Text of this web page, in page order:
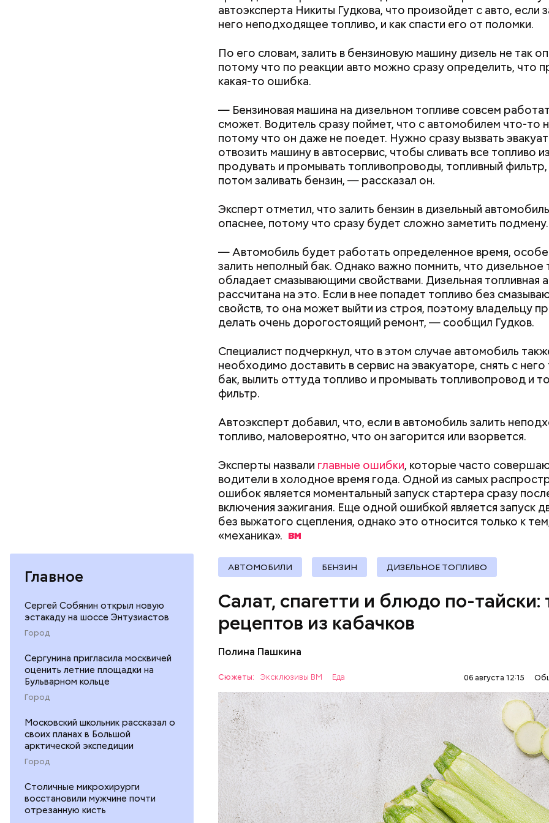
Главное
Сергей Собянин открыл новую
эстакаду на шоссе Энтузиастов
Город
Сергунина пригласила москвичей
оценить летние площадки на
Бульварном кольце
Город
Московский школьник рассказал о
своих планах в Большой
арктической экспедиции
Город
Столичные микрохирурги
восстановили мужчине почти
отрезанную кисть
автоэксперта Никиты Гудкова, что произойдет с авто, если
него неподходящее топливо, и как спасти его от поломки.
По его словам, залить в бензиновую машину дизель не так
потому что по реакции авто можно сразу определить, что
какая-то ошибка.
— Бензиновая машина на дизельном топливе совсем
сможет. Водитель сразу поймет, что с автомобилем что-то
потому что он даже не поедет. Нужно сразу вызвать
отвозить машину в автосервис, чтобы сливать все топливо
продувать и промывать топливопроводы, топливный фильтр,
потом заливать бензин, — рассказал он.
Эксперт отметил, что залить бензин в дизельный
опаснее, потому что сразу будет сложно заметить подмену.
— Автомобиль будет работать определенное время,
залить неполный бак. Однако важно помнить, что дизельное
обладает смазывающими свойствами. Дизельная топливная
рассчитана на это. Если в нее попадет топливо без
свойств, то она может выйти из строя, поэтому владельцу
делать очень дорогостоящий ремонт, — сообщил Гудков.
Специалист подчеркнул, что в этом случае автомобиль
необходимо доставить в сервис на эвакуаторе, снять с
бак, вылить оттуда топливо и промывать топливопровод и
фильтр.
Автоэксперт добавил, что, если в автомобиль залить
топливо, маловероятно, что он загорится или взорвется.
Эксперты назвали главные ошибки, которые часто
водители в холодное время года. Одной из самых
ошибок является моментальный запуск стартера сразу
включения зажигания. Еще одной ошибкой является запуск
без выжатого сцепления, однако это относится только к
«механика».
АВТОМОБИЛИ БЕНЗИН ДИЗЕЛЬНОЕ ТОПЛИВО
Салат, спагетти и блюдо по-тайски:
рецептов из кабачков
Полина Пашкина
Сюжеты: Эксклюзивы ВМ Еда 06 августа 12:15
Ингредиенты:
кабачок;
петрушка;
чеснок;
соль.
сковороде. К ним добавляются зелень петрушки, чеснок,
оливковое масло. Получается очень вкусно, — поделился
ЕДА ОВОЩИ РЕЦЕПТЫ
— В момент стресса он держит сосуды под контролем и
контролирует более 300 реакций нашего организма. Также
Вред дыни
Фото: Shutterstock
полезна. В первую очередь ее стоит есть с
Как поменять батареи дома и
не получить штраф
Как получить до
рублей от
трудной
претендовать и
документы